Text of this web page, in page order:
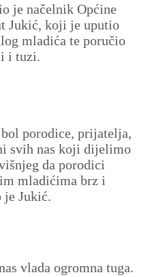
je načelnik Općine
Jukić, koji je uputio
mladića te poručio
i tuzi.
porodice, prijatelja,
svih nas koji dijelimo
da porodici
mladićima brz i
je Jukić.
vlada ogromna tuga.